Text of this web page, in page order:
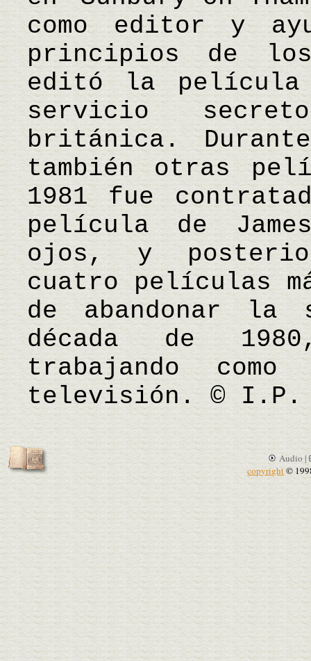
como editor y
principios de
editó la película
servicio
británica.
también otras
1981 fue
película de
ojos, y
cuatro películas
de abandonar
década de
trabajando
televisión. © I.P.
Audio |
copyright©